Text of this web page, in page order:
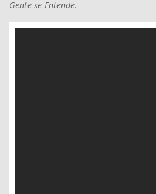
Gente se Entende.